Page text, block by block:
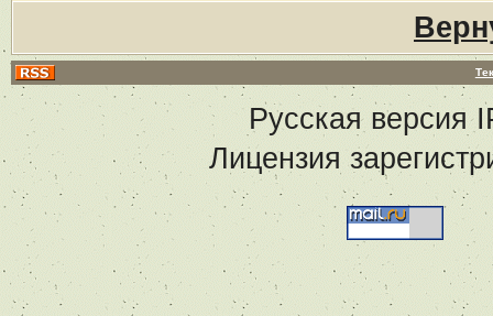
Русская версия
Лицензия